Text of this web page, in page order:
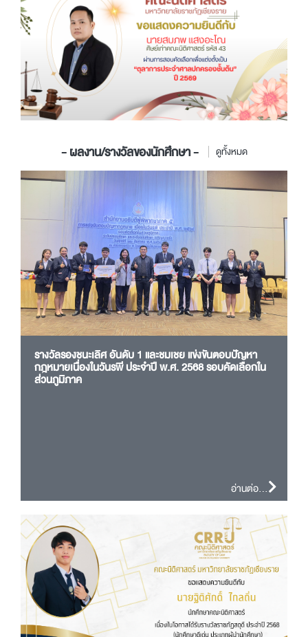
- ผลงาน/รางวัลของนักศึกษา - ดูทั้งหมด
รางวัลรองชนะเลิศ อันดับ 1 และชมเชย แข่งขันตอบปัญหา
กฎหมายเนื่องในวันรพี ประจำปี พ.ศ. 2568 รอบคัดเลือกใน
ส่วนภูมิภาค
อ่านต่อ...